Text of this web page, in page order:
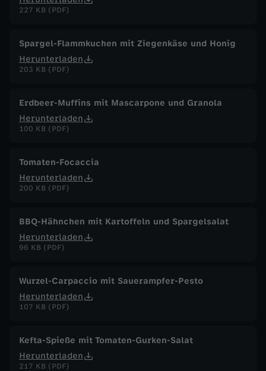
227 KB (PDF)
Spargel-Flammkuchen mit Ziegenkäse und Honig
Herunterladen
203 KB (PDF)
Erdbeer-Muffins mit Mascarpone und Granola
Herunterladen
100 KB (PDF)
Tomaten-Focaccia
Herunterladen
200 KB (PDF)
BBQ-Hähnchen mit Kartoffeln und Spargelsalat
Herunterladen
96 KB (PDF)
Wurzel-Carpaccio mit Sauerampfer-Pesto
Herunterladen
107 KB (PDF)
Kefta-Spieße mit Tomaten-Gurken-Salat
Herunterladen
217 KB (PDF)